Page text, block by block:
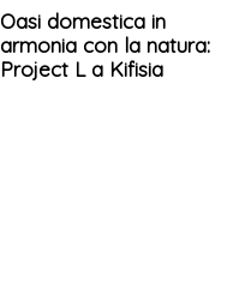
Oasi domestica in
armonia con la natura:
Project L a Kifisia